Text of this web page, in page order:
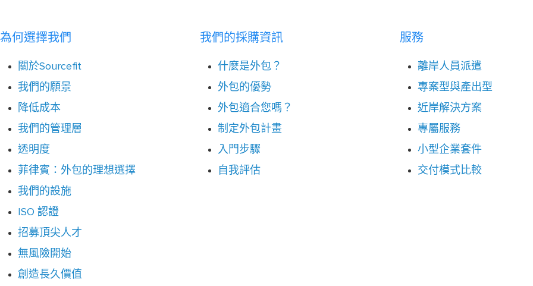
為何選擇我們
關於Sourcefit
我們的願景
降低成本
我們的管理層
透明度
菲律賓：外包的理想選擇
我們的設施
ISO 認證
招募頂尖人才
無風險開始
創造長久價值
我們的採購資訊
什麼是外包？
外包的優勢
外包適合您嗎？
制定外包計畫
入門步驟
自我評估
服務
離岸人員派遣
專案型與產出型
近岸解決方案
專屬服務
小型企業套件
交付模式比較